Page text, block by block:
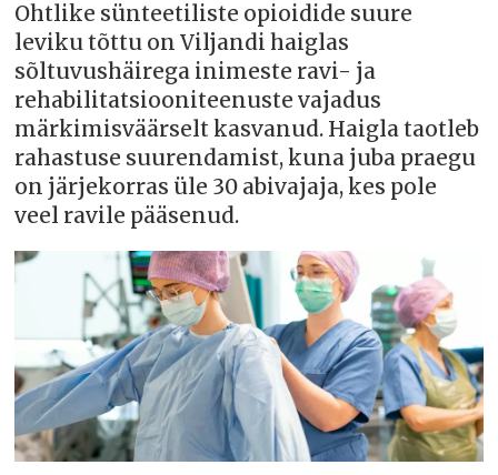
Ohtlike sünteetiliste opioidide suure
leviku tõttu on Viljandi haiglas
sõltuvushäirega inimeste ravi- ja
rehabilitatsiooniteenuste vajadus
märkimisväärselt kasvanud. Haigla taotleb
rahastuse suurendamist, kuna juba praegu
on järjekorras üle 30 abivajaja, kes pole
veel ravile pääsenud.